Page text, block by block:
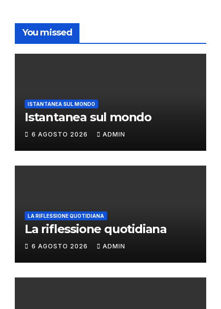
You missed
ISTANTANEA SUL MONDO
Istantanea sul mondo
6 AGOSTO 2026 ADMIN
LA RIFLESSIONE QUOTIDIANA
La riflessione quotidiana
6 AGOSTO 2026 ADMIN